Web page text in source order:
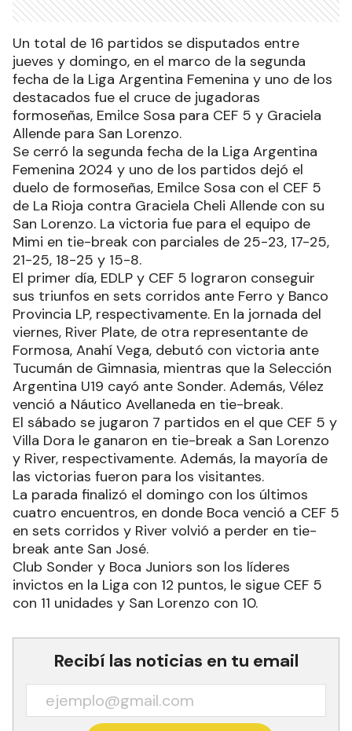
Un total de 16 partidos se disputados entre
jueves y domingo, en el marco de la segunda
fecha de la Liga Argentina Femenina y uno de los
destacados fue el cruce de jugadoras
formoseñas, Emilce Sosa para CEF 5 y Graciela
Allende para San Lorenzo.
Se cerró la segunda fecha de la Liga Argentina
Femenina 2024 y uno de los partidos dejó el
duelo de formoseñas, Emilce Sosa con el CEF 5
de La Rioja contra Graciela Cheli Allende con su
San Lorenzo. La victoria fue para el equipo de
Mimi en tie-break con parciales de 25-23, 17-25,
21-25, 18-25 y 15-8.
El primer día, EDLP y CEF 5 lograron conseguir
sus triunfos en sets corridos ante Ferro y Banco
Provincia LP, respectivamente. En la jornada del
viernes, River Plate, de otra representante de
Formosa, Anahí Vega, debutó con victoria ante
Tucumán de Gimnasia, mientras que la Selección
Argentina U19 cayó ante Sonder. Además, Vélez
venció a Náutico Avellaneda en tie-break.
El sábado se jugaron 7 partidos en el que CEF 5 y
Villa Dora le ganaron en tie-break a San Lorenzo
y River, respectivamente. Además, la mayoría de
las victorias fueron para los visitantes.
La parada finalizó el domingo con los últimos
cuatro encuentros, en donde Boca venció a CEF 5
en sets corridos y River volvió a perder en tie-
break ante San José.
Club Sonder y Boca Juniors son los líderes
invictos en la Liga con 12 puntos, le sigue CEF 5
con 11 unidades y San Lorenzo con 10.
Recibí las noticias en tu email